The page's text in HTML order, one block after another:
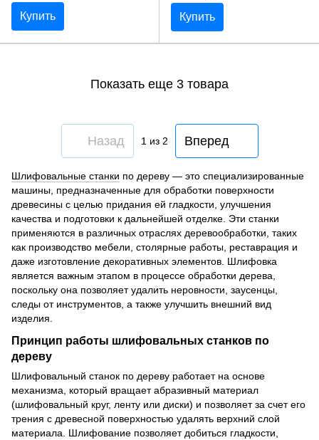
Купить
31AКупить
Показать еще 3 товара
Назад 1из 2 Вперед
Шлифовальные станки по дереву — это специализированные
машины, предназначенные для обработки поверхности
древесины с целью придания ей гладкости, улучшения
качества и подготовки к дальнейшей отделке. Эти станки
применяются в различных отраслях деревообработки, таких
как производство мебели, столярные работы, реставрация и
даже изготовление декоративных элементов. Шлифовка
является важным этапом в процессе обработки дерева,
поскольку она позволяет удалить неровности, заусенцы,
следы от инструментов, а также улучшить внешний вид
изделия.
Принцип работы шлифовальных станков по
дереву
Шлифовальный станок по дереву работает на основе
механизма, который вращает абразивный материал
(шлифовальный круг, ленту или диски) и позволяет за счет его
трения с древесной поверхностью удалять верхний слой
материала. Шлифование позволяет добиться гладкости,